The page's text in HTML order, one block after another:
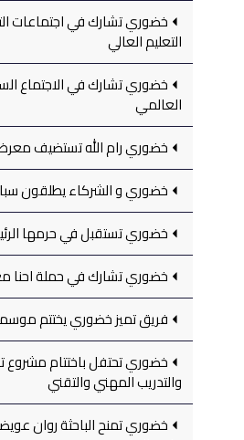
خضوري تشارك في اجتماعات
التعليم العالي
خضوري تشارك في الاجتماع
العالمي
خضوري رام الله تستضيف
خضوري و الشركاء يطلقون
خضوري تستقبل في حرمها
خضوري تشارك في حملة احنا
فريق تميز خضوري يختتم
خضوري تحتفل باختتام مشروع
والتدريب المهني والتقني
خضوري تمنح الباحثة روان